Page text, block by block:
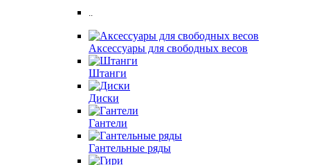
..
Аксессуары для свободных весов
Штанги
Диски
Гантели
Гантельные ряды